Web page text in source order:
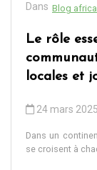
Dans Blog
Le rôle
locales et
24 mars 2025
Dans un
se croisent à